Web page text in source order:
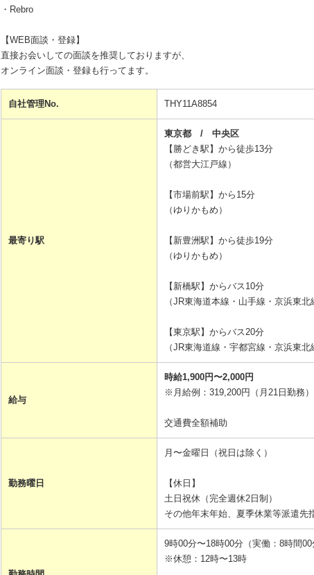
・Rebro
【WEB面談・登録】
直接お会いしての面談を推奨しておりますが、
オンライン面談・登録も行ってます。
自社管理No. THY11A8854
最寄り駅
東京都 / 中央区
【勝どき駅】から徒歩13分
（都営大江戸線）
【市場前駅】から15分
（ゆりかもめ）
【新豊洲駅】から徒歩19分
（ゆりかもめ）
【新橋駅】からバス10分
（JR東海道本線・山手線・京浜東
【東京駅】からバス20分
（JR東海道線・宇都宮線・京浜東
給与
時給1,900円〜2,000円
※月給例：319,200円（月21日勤務）
交通費全額補助
勤務曜日
月〜金曜日（祝日は除く）
【休日】
土日祝休（完全週休2日制）
その他年末年始、夏季休業等派遣先
9時00分〜18時00分（実働：8時間00
※休憩：12時〜13時